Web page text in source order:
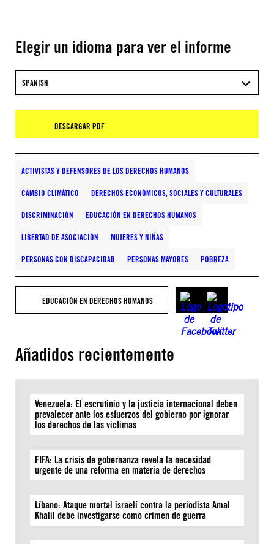
Elegir un idioma para ver el informe
SPANISH
DESCARGAR PDF
ACTIVISTAS Y DEFENSORES DE LOS DERECHOS HUMANOS
CAMBIO CLIMÁTICO DERECHOS ECONÓMICOS, SOCIALES Y CULTURALES
DISCRIMINACIÓN EDUCACIÓN EN DERECHOS HUMANOS
LIBERTAD DE ASOCIACIÓN MUJERES Y NIÑAS
PERSONAS CON DISCAPACIDAD PERSONAS MAYORES POBREZA
EDUCACIÓN EN DERECHOS HUMANOS
Añadidos recientemente
Venezuela: El escrutinio y la justicia internacional deben
prevalecer ante los esfuerzos del gobierno por ignorar
los derechos de las víctimas
FIFA: La crisis de gobernanza revela la necesidad
urgente de una reforma en materia de derechos
Líbano: Ataque mortal israelí contra la periodista Amal
Khalil debe investigarse como crimen de guerra